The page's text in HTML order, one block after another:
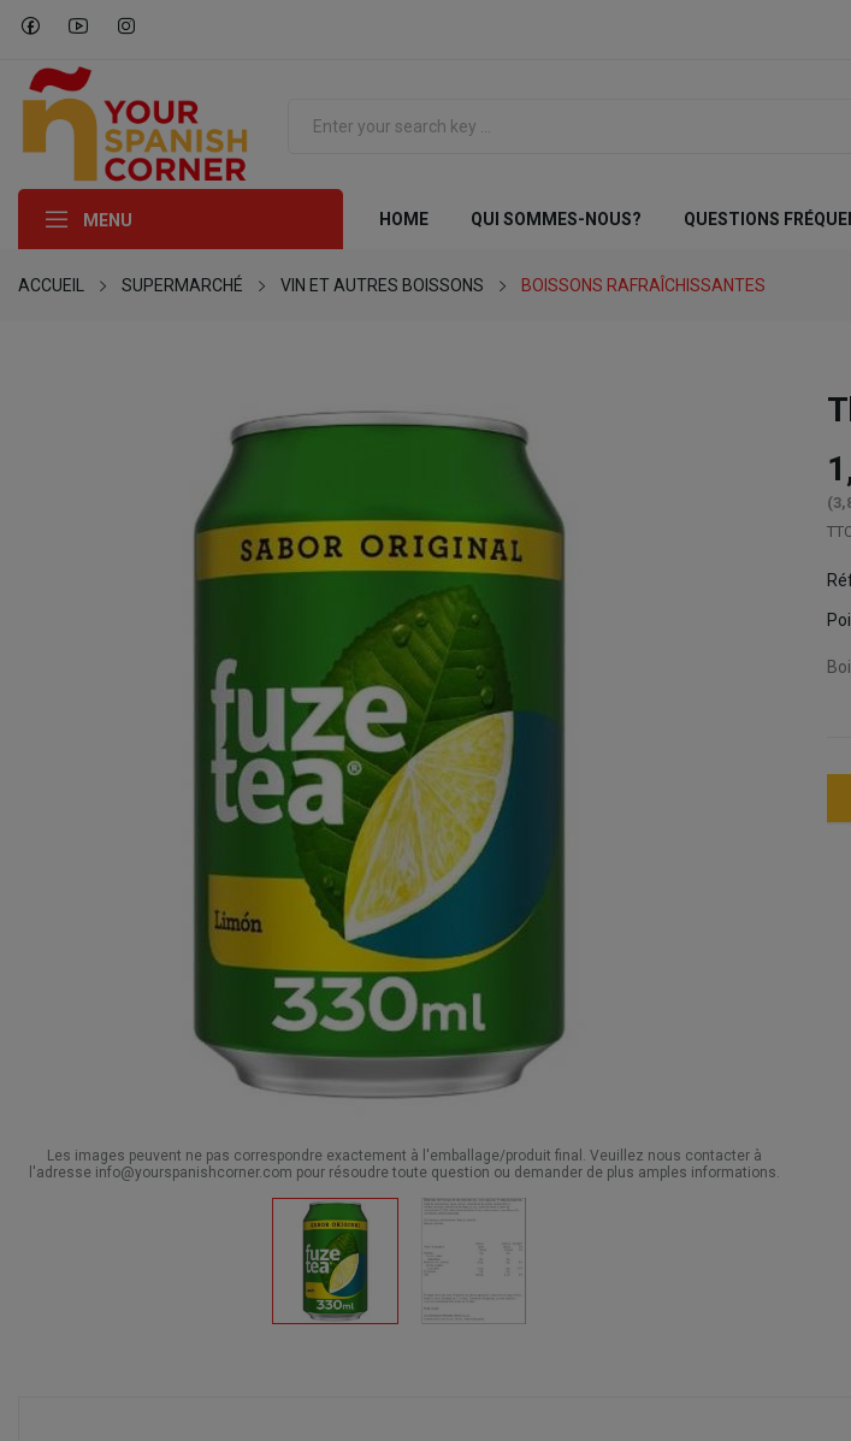
MENU HOME QUI SOMMES-NOUS? QUESTIONS
ACCUEIL SUPERMARCHÉ VIN ET AUTRES BOISSONS BOISSONS RAFRAÎCHISSANTES
Les images peuvent ne pas correspondre exactement à l'emballage/produit final. Veuillez nous contacter à
l'adresse info@yourspanishcorner.com pour résoudre toute question ou demander de plus amples informations.